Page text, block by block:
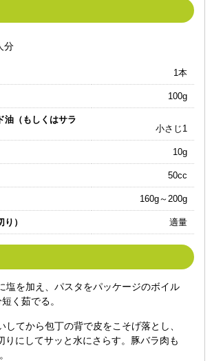
分
1本
100g
油（もしくはサラ
小さじ1
10g
50cc
160g～200g
） 適量
塩を加え、パスタをパッケージのボイル
く茹でる。
してから包丁の背で皮をこそげ落とし、
りにしてサッと水にさらす。豚バラ肉も